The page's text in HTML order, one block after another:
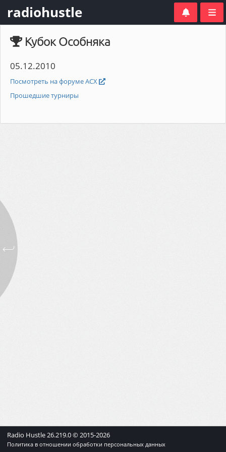
radiohustle
Кубок Особняка
05.12.2010
Посмотреть на форуме АСХ
Прошедшие турниры
Radio Hustle26.219.0© 2015-2026
Политика в отношении обработки персональных данных